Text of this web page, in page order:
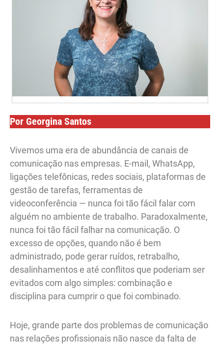
Por Georgina Santos
Vivemos uma era de abundância de canais de
comunicação nas empresas. E-mail, WhatsApp,
ligações telefônicas, redes sociais, plataformas de
gestão de tarefas, ferramentas de
videoconferência — nunca foi tão fácil falar com
alguém no ambiente de trabalho. Paradoxalmente,
nunca foi tão fácil falhar na comunicação. O
excesso de opções, quando não é bem
administrado, pode gerar ruídos, retrabalho,
desalinhamentos e até conflitos que poderiam ser
evitados com algo simples: combinação e
disciplina para cumprir o que foi combinado.
Hoje, grande parte dos problemas de comunicação
nas relações profissionais não nasce da falta de